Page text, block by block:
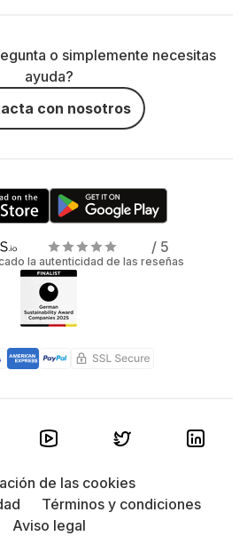
o simplemente necesitas
ayuda?
con nosotros
/ 5
la autenticidad de las reseñas
de las cookies
Términos y condiciones
Aviso legal